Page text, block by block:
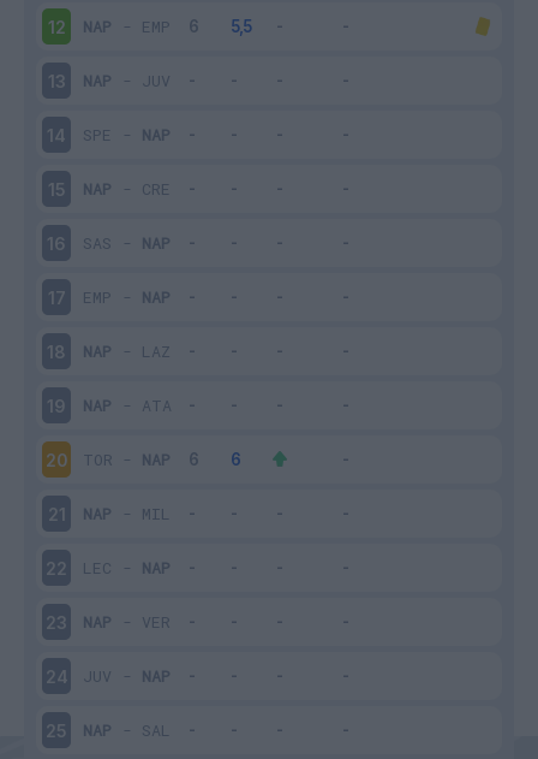
12 NAP - EMP
13 NAP - JUV
14 SPE - NAP
15 NAP - CRE
16 SAS - NAP
17 EMP - NAP
18 NAP - LAZ
19 NAP - ATA
20 TOR - NAP
21 NAP - MIL
22 LEC - NAP
23 NAP - VER
24 JUV - NAP
25 NAP - SAL